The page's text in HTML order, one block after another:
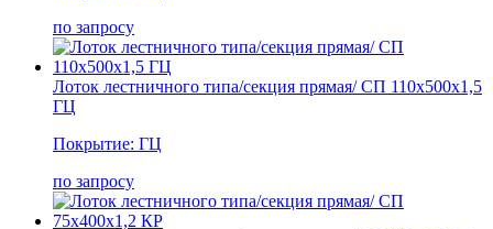
по запросу
Лоток лестничного типа/секция прямая/ СП 110х500х1,5
ГЦ
Покрытие: ГЦ
по запросу